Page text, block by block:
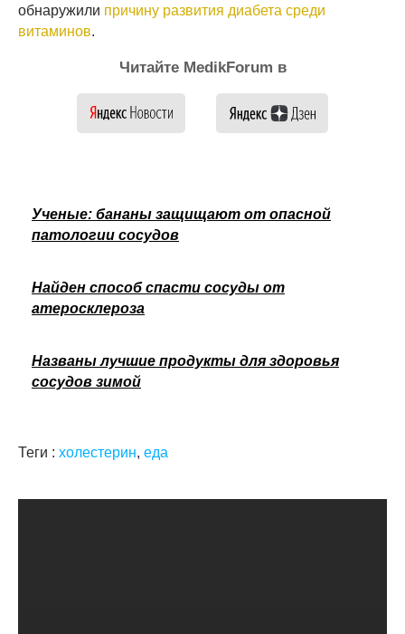
обнаружили причину развития диабета среди
витаминов.
Читайте MedikForum в
Ученые: бананы защищают от опасной
патологии сосудов
Найден способ спасти сосуды от
атеросклероза
Названы лучшие продукты для здоровья
сосудов зимой
Теги : холестерин, еда